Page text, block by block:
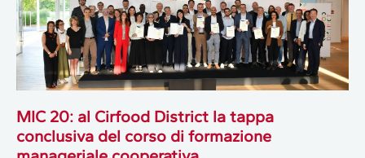
MIC 20: al Cirfood District la tappa
conclusiva del corso di formazione